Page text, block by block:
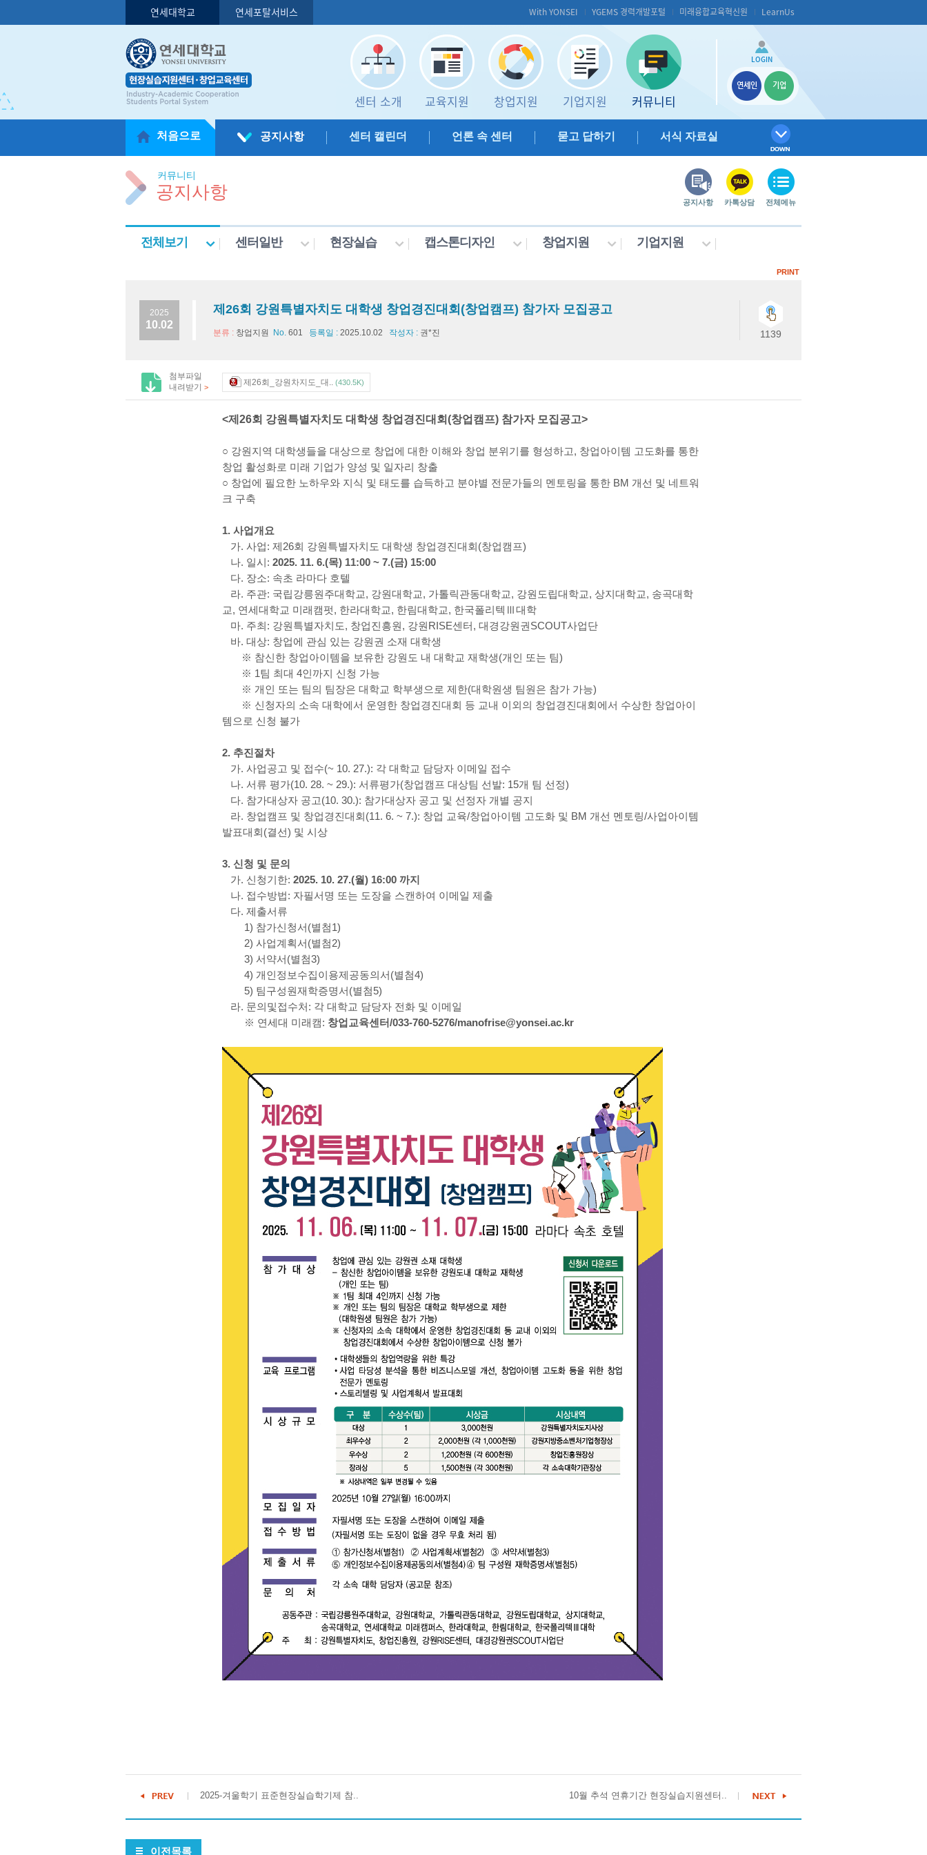
연세대학교 연세포탈서비스 LearnUs
미래융합교육혁신원
YGEMS 경력개발포털
With YONSEI
LOGIN
연세인 기업
커뮤니티
기업지원
창업지원
교육지원
센터 소개
처음으로 공지사항 센터 캘린더 언론 속 센터 묻고 답하기 서식 자료실
커뮤니티
공지사항 전체메뉴
카톡상담
공지사항
전체보기 센터일반 현장실습 캡스톤디자인 창업지원 기업지원
PRINT
2025
10.02
제26회 강원특별자치도 대학생 창업경진대회(창업캠프) 참가자 모집공고
분류 : 창업지원 No. 601 등록일 : 2025.10.02 작성자 : 권*진 1139
첨부파일
내려받기 > 제26회_강원차지도_대.. (430.5K)
<제26회 강원특별자치도 대학생 창업경진대회(창업캠프) 참가자 모집공고>
○ 강원지역 대학생들을 대상으로 창업에 대한 이해와 창업 분위기를 형성하고, 창업아이템 고도화를 통한
창업 활성화로 미래 기업가 양성 및 일자리 창출
○ 창업에 필요한 노하우와 지식 및 태도를 습득하고 분야별 전문가들의 멘토링을 통한 BM 개선 및 네트워
크 구축
1. 사업개요
가. 사업: 제26회 강원특별자치도 대학생 창업경진대회(창업캠프)
나. 일시: 2025. 11. 6.(목) 11:00 ~ 7.(금) 15:00
다. 장소: 속초 라마다 호텔
라. 주관: 국립강릉원주대학교, 강원대학교, 가톨릭관동대학교, 강원도립대학교, 상지대학교, 송곡대학
교, 연세대학교 미래캠펏, 한라대학교, 한림대학교, 한국폴리텍Ⅲ대학
마. 주최: 강원특별자치도, 창업진흥원, 강원RISE센터, 대경강원권SCOUT사업단
바. 대상: 창업에 관심 있는 강원권 소재 대학생
※ 참신한 창업아이템을 보유한 강원도 내 대학교 재학생(개인 또는 팀)
※ 1팀 최대 4인까지 신청 가능
※ 개인 또는 팀의 팀장은 대학교 학부생으로 제한(대학원생 팀원은 참가 가능)
※ 신청자의 소속 대학에서 운영한 창업경진대회 등 교내 이외의 창업경진대회에서 수상한 창업아이
템으로 신청 불가
2. 추진절차
가. 사업공고 및 접수(~ 10. 27.): 각 대학교 담당자 이메일 접수
나. 서류 평가(10. 28. ~ 29.): 서류평가(창업캠프 대상팀 선발: 15개 팀 선정)
다. 참가대상자 공고(10. 30.): 참가대상자 공고 및 선정자 개별 공지
라. 창업캠프 및 창업경진대회(11. 6. ~ 7.): 창업 교육/창업아이템 고도화 및 BM 개선 멘토링/사업아이템
발표대회(결선) 및 시상
3. 신청 및 문의
가. 신청기한: 2025. 10. 27.(월) 16:00 까지
나. 접수방법: 자필서명 또는 도장을 스캔하여 이메일 제출
다. 제출서류
1) 참가신청서(별첨1)
2) 사업계획서(별첨2)
3) 서약서(별첨3)
4) 개인정보수집이용제공동의서(별첨4)
5) 팀구성원재학증명서(별첨5)
라. 문의및접수처: 각 대학교 담당자 전화 및 이메일
※ 연세대 미래캠: 창업교육센터/033-760-5276/manofrise@yonsei.ac.kr
2025-겨울학기 표준현장실습학기제 참.. 10월 추석 연휴기간 현장실습지원센터..
이전목록